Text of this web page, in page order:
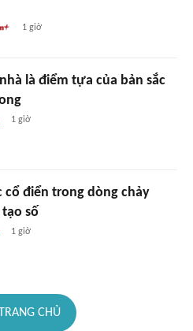
1 giờ
là điểm tựa của bản sắc
1 giờ
cổ điển trong dòng chảy
tạo số
1 giờ
CHỦ